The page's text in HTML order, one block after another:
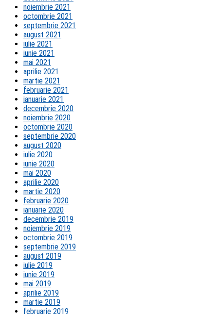
noiembrie 2021
octombrie 2021
septembrie 2021
august 2021
iulie 2021
iunie 2021
mai 2021
aprilie 2021
martie 2021
februarie 2021
ianuarie 2021
decembrie 2020
noiembrie 2020
octombrie 2020
septembrie 2020
august 2020
iulie 2020
iunie 2020
mai 2020
aprilie 2020
martie 2020
februarie 2020
ianuarie 2020
decembrie 2019
noiembrie 2019
octombrie 2019
septembrie 2019
august 2019
iulie 2019
iunie 2019
mai 2019
aprilie 2019
martie 2019
februarie 2019